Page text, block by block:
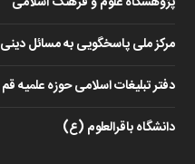
مرکز ملی پاسخگویی به مسائل دینی
دفتر تبلیغات اسلامی حوزه علمیه قم
دانشگاه باقرالعلوم (ع)